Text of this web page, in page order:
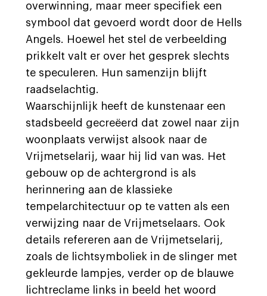
overwinning, maar meer specifiek een
symbool dat gevoerd wordt door de Hells
Angels. Hoewel het stel de verbeelding
prikkelt valt er over het gesprek slechts
te speculeren. Hun samenzijn blijft
raadselachtig.
Waarschijnlijk heeft de kunstenaar een
stadsbeeld gecreëerd dat zowel naar zijn
woonplaats verwijst alsook naar de
Vrijmetselarij, waar hij lid van was. Het
gebouw op de achtergrond is als
herinnering aan de klassieke
tempelarchitectuur op te vatten als een
verwijzing naar de Vrijmetselaars. Ook
details refereren aan de Vrijmetselarij,
zoals de lichtsymboliek in de slinger met
gekleurde lampjes, verder op de blauwe
lichtreclame links in beeld het woord